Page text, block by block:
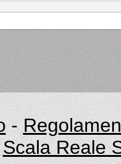
-
Scala Reale